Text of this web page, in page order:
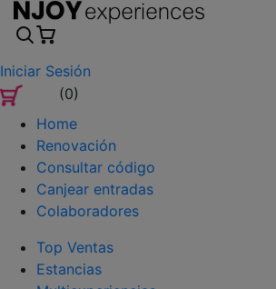
Iniciar Sesión
(0)
Home
Renovación
Consultar código
Canjear entradas
Colaboradores
Top Ventas
Estancias